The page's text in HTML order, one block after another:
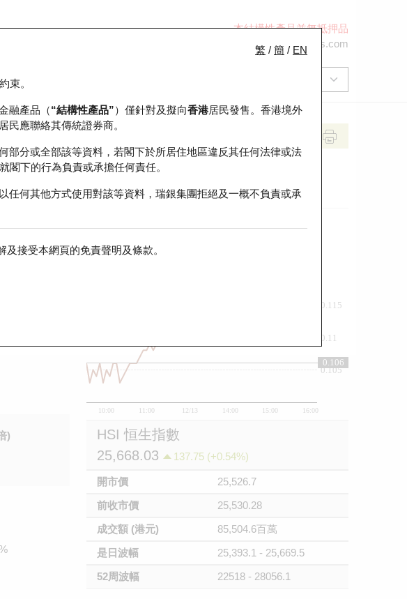
本結構性產品並無抵押品
ol-hkwarrants@ubs.com
繁 / 簡 / EN
束。
融產品（“結構性產品”）僅針對及擬向香港居民發售。香港境外
民應聯絡其傳統證券商。
部分或全部該等資料，若閣下於所居住地區違反其任何法律或法
閣下的行為負責或承擔任何責任。
何其他方式使用對該等資料，瑞銀集團拒絕及一概不負責或承
及接受本網頁的免責聲明及條款。
)
10:00 11:00 12/13 14:00 15:00 16:00
0.105
0.11
0.115
0.106
HSI 恒生指數
25,668.03
137.75 (+0.54%)
開市價
25,526.7
前收市價
25,530.28
成交額 (港元)
85,504.6百萬
是日波幅
25,393.1 - 25,669.5
52周波幅
22518 - 28056.1